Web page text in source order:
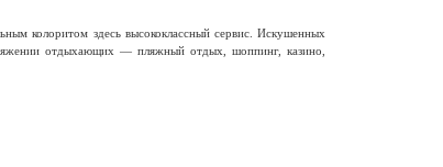
колоритом здесь высококлассный сервис. Искушенных
отдыхающих — пляжный отдых, шоппинг, казино,